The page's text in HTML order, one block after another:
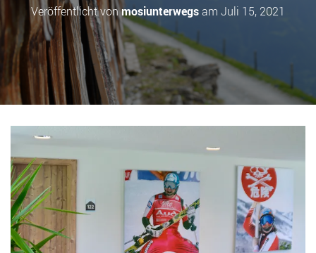
N
Veröffentlicht vonmosiunterwegsam Juli 15, 2021